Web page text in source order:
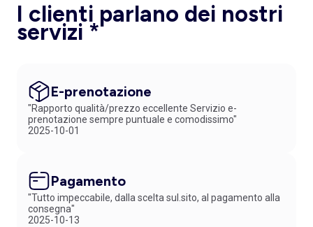
I clienti parlano dei nostri
servizi *
E-prenotazione
"Rapporto qualità/prezzo eccellente Servizio e-
prenotazione sempre puntuale e comodissimo"
2025-10-01
Pagamento
"Tutto impeccabile, dalla scelta sul.sito, al pagamento alla
consegna"
2025-10-13